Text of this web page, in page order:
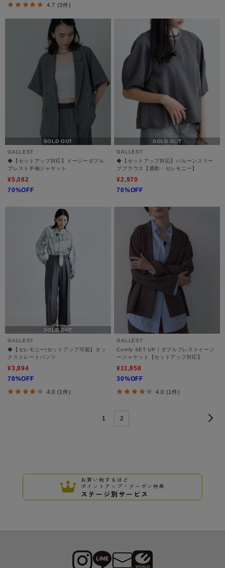
4.7 (3件)
SOLD OUT
GALLEST
◆【セットアップ対応】イージーダブル
ブレスト半袖ジャケット
¥5,082
70%OFF
SOLD OUT
GALLEST
◆【セットアップ対応】バルーンスリー
ブブラウス【通勤・セレモニー】
¥2,970
70%OFF
SOLD OUT
GALLEST
◆【セレモニー/セットアップ可能】タッ
クストレートパンツ
¥3,894
70%OFF
4.0 (1件)
GALLEST
Comfy SET UP｜ダブルブレストイージ
ージャケット【セットアップ対応】
¥11,858
30%OFF
4.0 (1件)
1 2
お買い物するほど
ポイントアップ・クーポン特典
ステージ別サービス